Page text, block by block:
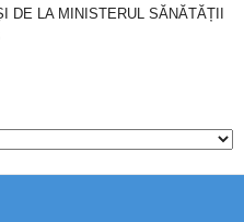
DE LA MINISTERUL SĂNĂTĂȚII